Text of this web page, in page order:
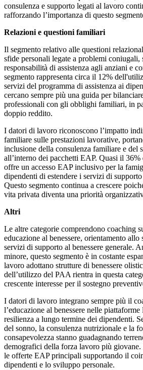
consulenza e supporto legati al lavoro
rafforzando l’importanza di questo
Relazioni e questioni familiari
Il segmento relativo alle questioni
sfide personali legate a problemi coniugali,
responsabilità di assistenza agli anziani e
segmento rappresenta circa il 12%
servizi del programma di assistenza ai
cercano sempre più una guida per
professionali con gli obblighi familiari, in
doppio reddito.
I datori di lavoro riconoscono l’impatto
familiare sulle prestazioni lavorative,
inclusione della consulenza familiare e del
all’interno dei pacchetti EAP. Quasi il
offre un accesso EAP inclusivo per la
dipendenti di estendere i servizi di
Questo segmento continua a crescere
vita privata diventa una priorità
Altri
Le altre categorie comprendono coaching
educazione al benessere, orientamento
servizi di supporto al benessere generale.
minore, questo segmento è in costante
lavoro adottano strutture di benessere
dell’utilizzo del PAA rientra in questa
crescente interesse per il sostegno
I datori di lavoro integrano sempre più il
l’educazione al benessere nelle
resilienza a lungo termine dei dipendenti.
del sonno, la consulenza nutrizionale e la
consapevolezza stanno guadagnando
demografici della forza lavoro più giovane.
le offerte EAP principali supportando il
dipendenti e lo sviluppo personale.